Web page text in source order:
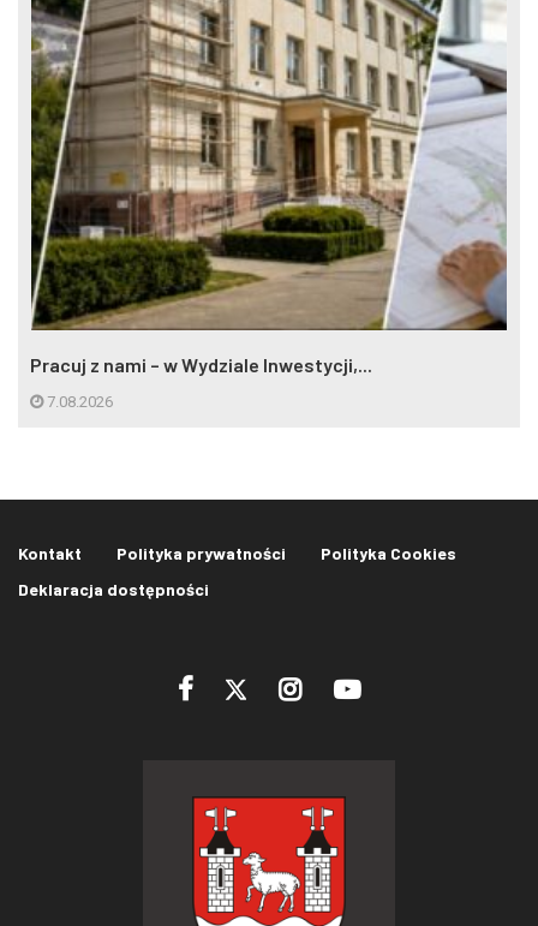
Pracuj z nami – w Wydziale Inwestycji,...
7.08.2026
Kontakt Polityka prywatności
Polityka Cookies
Deklaracja dostępności